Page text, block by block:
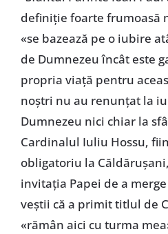
definiție foarte frumoasă
«se bazează pe o iubire
de Dumnezeu încât este
propria viață pentru
noștri nu au renunțat la
Dumnezeu nici chiar la
Cardinalul Iuliu Hossu,
obligatoriu la
invitația Papei de a
veștii că a primit titlul de
«rămân aici cu turma